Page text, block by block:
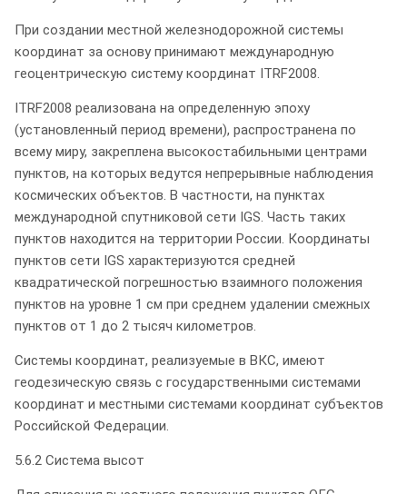
При создании местной железнодорожной системы
координат за основу принимают международную
геоцентрическую систему координат ITRF2008.
ITRF2008 реализована на определенную эпоху
(установленный период времени), распространена по
всему миру, закреплена высокостабильными центрами
пунктов, на которых ведутся непрерывные наблюдения
космических объектов. В частности, на пунктах
международной спутниковой сети IGS. Часть таких
пунктов находится на территории России. Координаты
пунктов сети IGS характеризуются средней
квадратической погрешностью взаимного положения
пунктов на уровне 1 см при среднем удалении смежных
пунктов от 1 до 2 тысяч километров.
Системы координат, реализуемые в ВКС, имеют
геодезическую связь с государственными системами
координат и местными системами координат субъектов
Российской Федерации.
5.6.2 Система высот